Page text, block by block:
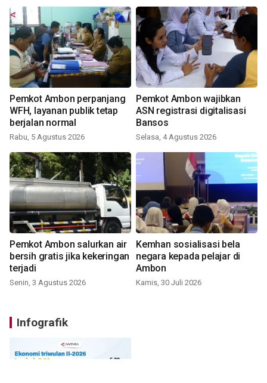
Pemkot Ambon perpanjang
WFH, layanan publik tetap
berjalan normal
Rabu, 5 Agustus 2026
Pemkot Ambon wajibkan
ASN registrasi digitalisasi
Bansos
Selasa, 4 Agustus 2026
Pemkot Ambon salurkan air
bersih gratis jika kekeringan
terjadi
Senin, 3 Agustus 2026
Kemhan sosialisasi bela
negara kepada pelajar di
Ambon
Kamis, 30 Juli 2026
Infografik